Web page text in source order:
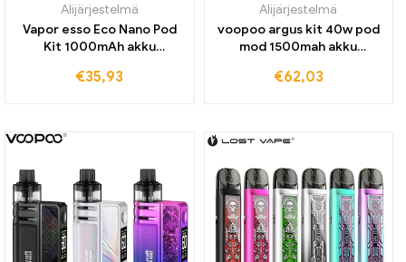
Alijärjestelmä
Vapor esso Eco Nano Pod
Kit 1000mAh akku
ml tyhjä patruuna 0,8 Ohm
€35,93
Alijärjestelmä
voopoo argus kit 40w pod
mod 1500mah akku
patruuna pnp coil vm1 r2
€62,03